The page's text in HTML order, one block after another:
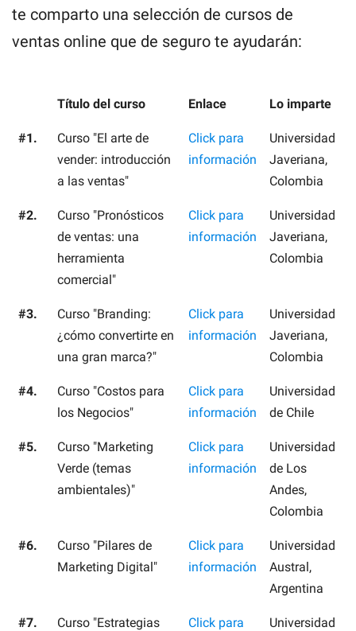
te comparto una selección de cursos de
ventas online que de seguro te ayudarán:
Título del curso Enlace Lo imparte
#1.
Curso "El arte de
vender: introducción
a las ventas"
Click para
información
Universidad
Javeriana,
Colombia
#2.
Curso "Pronósticos
de ventas: una
herramienta
comercial"
Click para
información
Universidad
Javeriana,
Colombia
#3.
Curso "Branding:
¿cómo convertirte en
una gran marca?"
Click para
información
Universidad
Javeriana,
Colombia
#4.
Curso "Costos para
los Negocios"
Click para
información
Universidad
de Chile
#5.
Curso "Marketing
Verde (temas
ambientales)"
Click para
información
Universidad
de Los
Andes,
Colombia
#6.
Curso "Pilares de
Marketing Digital"
Click para
información
Universidad
Austral,
Argentina
#7.
Curso "Estrategias
Click para
Universidad